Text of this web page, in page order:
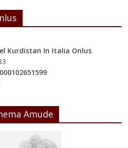
Kurdistan In Italia Onlus
Amude